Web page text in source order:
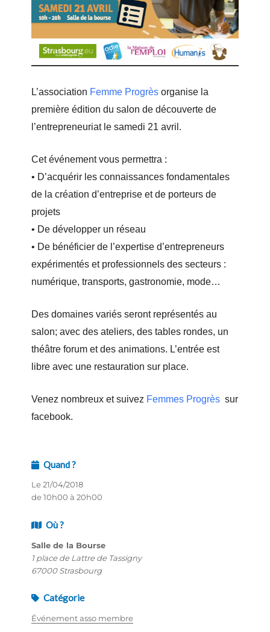
L’association Femme Progrèsorganise la
première édition du salon de découverte de
l’entrepreneuriat le samedi 21 avril.
Cet événement vous permettra :
• D’acquérir les connaissances fondamentales
de la création d’entreprise et de porteurs de
projets
• De développer un réseau
• De bénéficier de l’expertise d’entrepreneurs
expérimentés et professionnels des secteurs :
numérique, transports, gastronomie, mode…
Des domaines variés seront représentés au
salon; avec des ateliers, des tables rondes, un
théâtre forum et des animations. L’entrée est
libre avec une restauration sur place.
Venez nombreux et suivez Femmes Progrès sur
facebook.
Quand ?
Le 21/04/2018
de 10h00 à 20h00
Où ?
Salle de la Bourse
1 place de Lattre de Tassigny
67000 Strasbourg
Catégorie
Événement asso membre